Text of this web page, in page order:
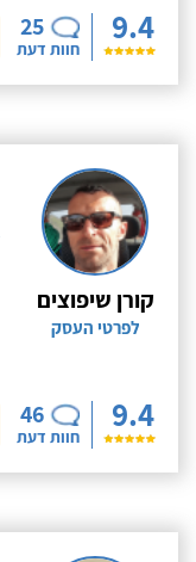
9.4
25
חוות דעת
קורן שיפוצים
לפרטי העסק
9.4
46
חוות דעת